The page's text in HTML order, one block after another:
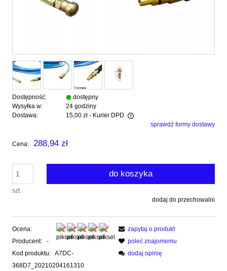
Dostępność:
dostępny
Wysyłka w:
24 godziny
Dostawa:
15,00 zł - Kurier DPD
Cena nie zawiera ewentualnych kosztów płatnościsprawdź formy dostawy
Cena: 288,94 zł
szt.
do koszyka
dodaj do przechowalni
Ocena:
Producent:
-
Kod produktu: A7DC-
368D7_20210204161310
zapytaj o produkt
poleć znajomemu
dodaj opinię